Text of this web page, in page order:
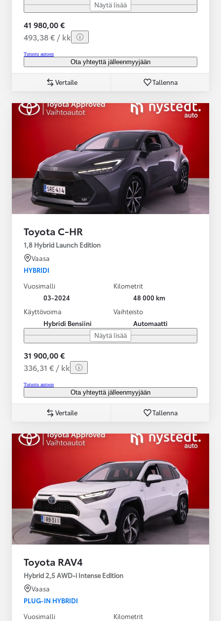
Näytä lisää
41 980,00 €
493,38 € / kk
Tutustu autoon
Ota yhteyttä jälleenmyyjään
Vertaile Tallenna
Toyota C-HR
1,8 Hybrid Launch Edition
Vaasa
HYBRIDI
Vuosimalli
03-2024
Kilometrit
48 000 km
Käyttövoima
Hybridi Bensiini
Vaihteisto
Automaatti
Näytä lisää
31 900,00 €
336,31 € / kk
Tutustu autoon
Ota yhteyttä jälleenmyyjään
Vertaile Tallenna
Toyota RAV4
Hybrid 2,5 AWD-i Intense Edition
Vaasa
PLUG-IN HYBRIDI
Vuosimalli
Kilometrit